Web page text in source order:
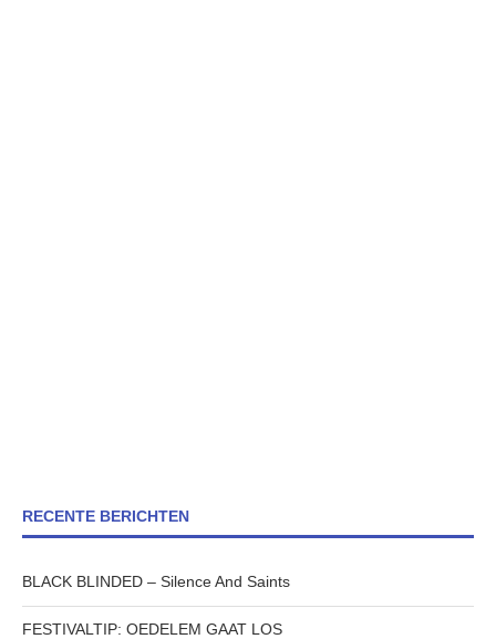
RECENTE BERICHTEN
BLACK BLINDED – Silence And Saints
FESTIVALTIP: OEDELEM GAAT LOS